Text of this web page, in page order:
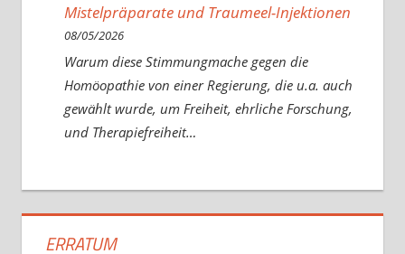
Mistelpräparate und Traumeel-Injektionen
08/05/2026
Warum diese Stimmungmache gegen die
Homöopathie von einer Regierung, die u.a. auch
gewählt wurde, um Freiheit, ehrliche Forschung,
und Therapiefreiheit…
ERRATUM